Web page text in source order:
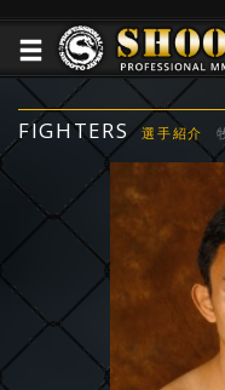
FIGHTERS 選手紹介